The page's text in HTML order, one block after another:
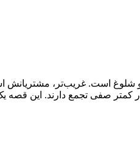
است. غریب‌تر، مشتریانش
کمتر صفی تجمع دارند. این